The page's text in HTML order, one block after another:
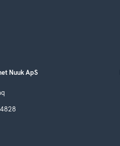
Nuuk ApS